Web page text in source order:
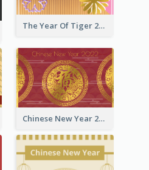
The Year Of Tiger 2022 Golden Greeting Card
Chinese New Year 2022 Golden Greeting Card